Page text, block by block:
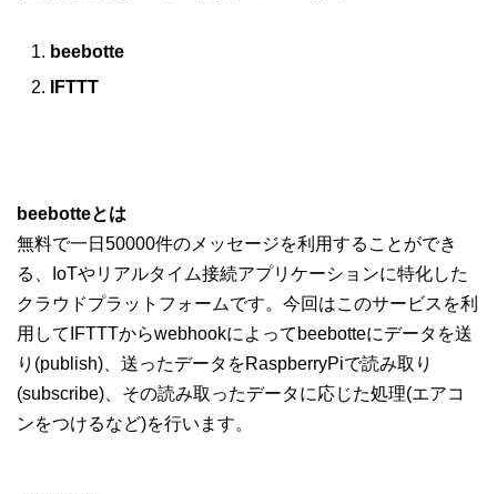
beebotte
IFTTT
beebotteとは
無料で一日50000件のメッセージを利用することができ
る、IoTやリアルタイム接続アプリケーションに特化した
クラウドプラットフォームです。今回はこのサービスを利
用してIFTTTからwebhookによってbeebotteにデータを送
り(publish)、送ったデータをRaspberryPiで読み取り
(subscribe)、その読み取ったデータに応じた処理(エアコ
ンをつけるなど)を行います。